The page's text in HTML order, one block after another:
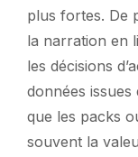
plus fortes. De
la narration en
les décisions
données
que les packs
souvent la